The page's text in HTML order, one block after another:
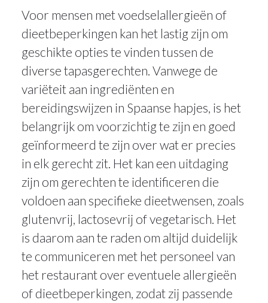
Voor mensen met voedselallergieën of
dieetbeperkingen kan het lastig zijn om
geschikte opties te vinden tussen de
diverse tapasgerechten. Vanwege de
variëteit aan ingrediënten en
bereidingswijzen in Spaanse hapjes, is het
belangrijk om voorzichtig te zijn en goed
geïnformeerd te zijn over wat er precies
in elk gerecht zit. Het kan een uitdaging
zijn om gerechten te identificeren die
voldoen aan specifieke dieetwensen, zoals
glutenvrij, lactosevrij of vegetarisch. Het
is daarom aan te raden om altijd duidelijk
te communiceren met het personeel van
het restaurant over eventuele allergieën
of dieetbeperkingen, zodat zij passende